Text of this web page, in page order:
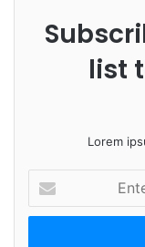
list
Lorem
t